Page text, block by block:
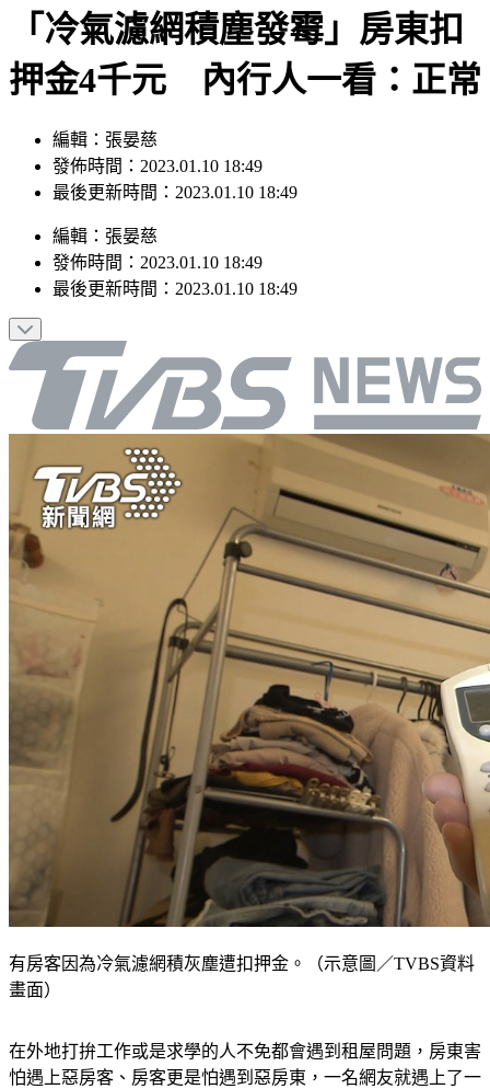
「冷氣濾網積塵發霉」房東扣
押金4千元 內行人一看：正常
編輯：張晏慈
發佈時間：2023.01.10 18:49
最後更新時間：2023.01.10 18:49
編輯 ： 張晏慈
發佈時間： 2023.01.10 18:49
最後更新時間： 2023.01.10 18:49
有房客因為冷氣濾網積灰塵遭扣押金。（示意圖／TVBS資料
畫面）
在外地打拚工作或是求學的人不免都會遇到租屋問題，房東害
怕遇上惡房客、房客更是怕遇到惡房東，一名網友就遇上了一